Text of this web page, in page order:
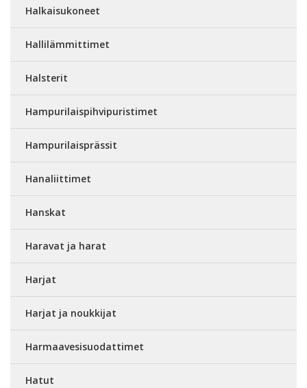
Halkaisukoneet
Hallilämmittimet
Halsterit
Hampurilaispihvipuristimet
Hampurilaisprässit
Hanaliittimet
Hanskat
Haravat ja harat
Harjat
Harjat ja noukkijat
Harmaavesisuodattimet
Hatut